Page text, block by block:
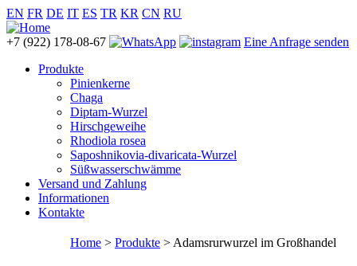
EN FR DE IT ES TR KR CN RU
+7 (922) 178-08-67
Eine Anfrage senden
Produkte
Pinienkerne
Chaga
Diptam-Wurzel
Hirschgeweihe
Rhodiola rosea
Saposhnikovia-divaricata-Wurzel
Süßwasserschwämme
Versand und Zahlung
Informationen
Kontakte
Home > Produkte > Adamsrurwurzel im Großhandel